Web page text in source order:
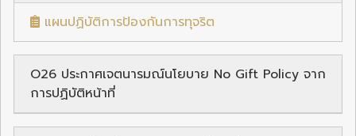
แผนปฏิบัติการป้องกันการทุจริต
O26 ประกาศเจตนารมณ์นโยบาย No Gift Policy จาก
การปฏิบัติหน้าที่